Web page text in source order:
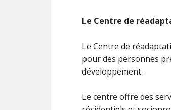
Le Centre de
Le Centre de
pour des personnes
développement.
Le centre offre des